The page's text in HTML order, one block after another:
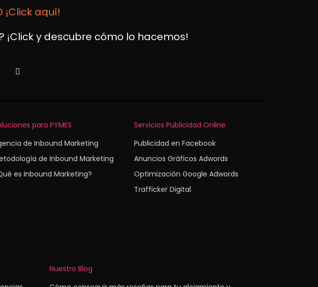
¡Click aquí!
y descubre cómo lo hacemos!
para PYMES
de Inbound Marketing
de Inbound Marketing
es Inbound Marketing?
Servicios Publicidad Online
Publicidad en Facebook
Anuncios Gráficos Adwords
Optimización Google Adwords
Trafficker Digital
Nuestro Blog